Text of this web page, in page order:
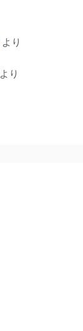
より
より